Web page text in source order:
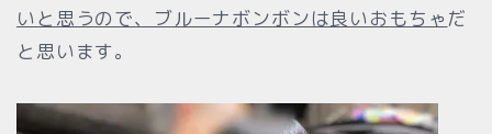
いと思うので、ブルーナボンボンは良いおもちゃ だ
と思います。